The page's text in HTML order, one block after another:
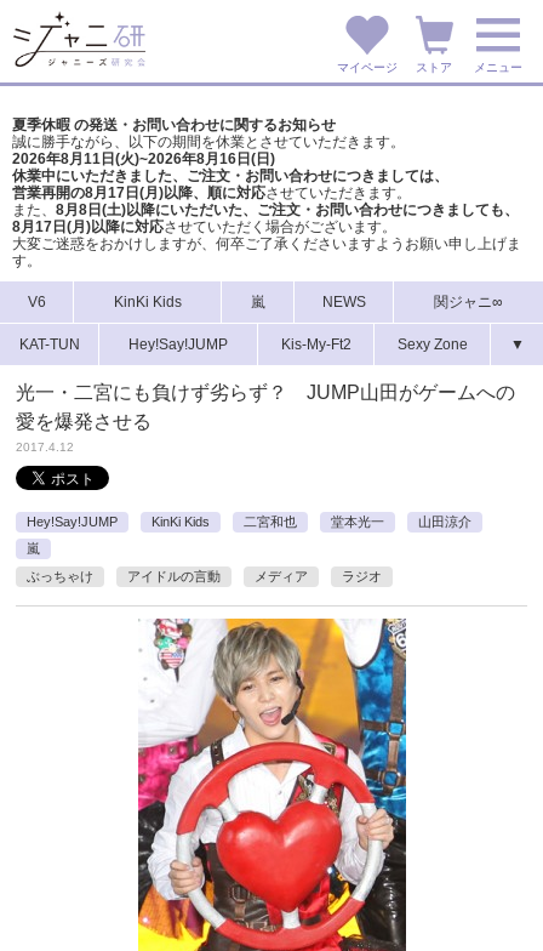
マイページ ストア メニュー
夏季休暇 の発送・お問い合わせに関するお知らせ
誠に勝手ながら、以下の期間を休業とさせていただきます。
2026年8月11日(火)~2026年8月16日(日)
休業中にいただきました、ご注文・お問い合わせにつきましては、
営業再開の8月17日(月)以降、順に対応させていただきます。
また、 8月8日(土)以降にいただいた、ご注文・ お問い合わせにつきましても、
8月17日(月)以降に対応させていただく場合がございます。
大変ご迷惑をおかけしますが、 何卒ご了承くださいますようお願い申し上げま
す。
V6 KinKi Kids 嵐 NEWS 関ジャニ∞
KAT-TUN Hey!Say!JUMP Kis-My-Ft2 Sexy Zone ▼
光一・二宮にも負けず劣らず？ JUMP山田がゲームへの
愛を爆発させる
2017.4.12
Hey!Say!JUMP KinKi Kids 二宮和也 堂本光一
山田涼介
嵐
ぶっちゃけ
アイドルの言動 メディア ラジオ